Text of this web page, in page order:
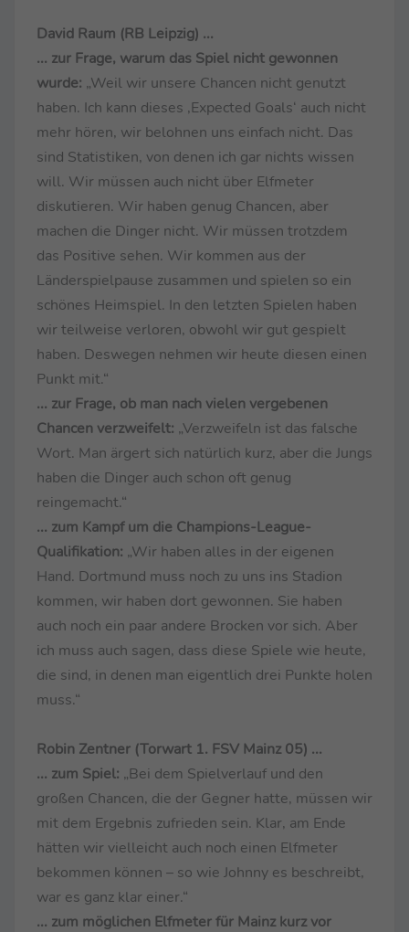
David Raum (RB Leipzig) ...
... zur Frage, warum das Spiel nicht gewonnen
wurde: „Weil wir unsere Chancen nicht genutzt
haben. Ich kann dieses ‚Expected Goals‘ auch nicht
mehr hören, wir belohnen uns einfach nicht. Das
sind Statistiken, von denen ich gar nichts wissen
will. Wir müssen auch nicht über Elfmeter
diskutieren. Wir haben genug Chancen, aber
machen die Dinger nicht. Wir müssen trotzdem
das Positive sehen. Wir kommen aus der
Länderspielpause zusammen und spielen so ein
schönes Heimspiel. In den letzten Spielen haben
wir teilweise verloren, obwohl wir gut gespielt
haben. Deswegen nehmen wir heute diesen einen
Punkt mit.“
... zur Frage, ob man nach vielen vergebenen
Chancen verzweifelt: „Verzweifeln ist das falsche
Wort. Man ärgert sich natürlich kurz, aber die Jungs
haben die Dinger auch schon oft genug
reingemacht.“
... zum Kampf um die Champions-League-
Qualifikation: „Wir haben alles in der eigenen
Hand. Dortmund muss noch zu uns ins Stadion
kommen, wir haben dort gewonnen. Sie haben
auch noch ein paar andere Brocken vor sich. Aber
ich muss auch sagen, dass diese Spiele wie heute,
die sind, in denen man eigentlich drei Punkte holen
muss.“
Robin Zentner (Torwart 1. FSV Mainz 05) ...
... zum Spiel: „Bei dem Spielverlauf und den
großen Chancen, die der Gegner hatte, müssen wir
mit dem Ergebnis zufrieden sein. Klar, am Ende
hätten wir vielleicht auch noch einen Elfmeter
bekommen können – so wie Johnny es beschreibt,
war es ganz klar einer.“
... zum möglichen Elfmeter für Mainz kurz vor